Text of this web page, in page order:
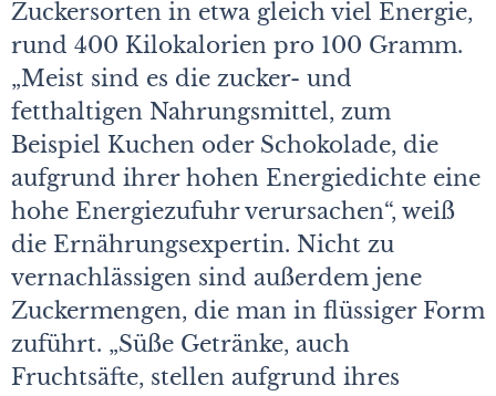
Zuckersorten in etwa gleich viel Energie,
rund 400 Kilokalorien pro 100 Gramm.
„Meist sind es die zucker- und
fetthaltigen Nahrungsmittel, zum
Beispiel Kuchen oder Schokolade, die
aufgrund ihrer hohen Energiedichte eine
hohe Energiezufuhr verursachen“, weiß
die Ernährungsexpertin. Nicht zu
vernachlässigen sind außerdem jene
Zuckermengen, die man in flüssiger Form
zuführt. „Süße Getränke, auch
Fruchtsäfte, stellen aufgrund ihres